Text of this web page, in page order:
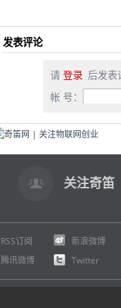
发表评论
请 登录 后发表
帐 号：
关注奇笛
RSS订阅
新浪微博
腾讯微博
Twitter